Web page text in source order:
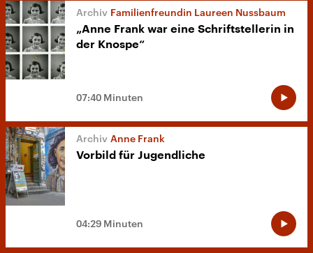
Familienfreundin Laureen Nussbaum
„Anne Frank war eine Schriftstellerin in
der Knospe“
07:40 Minuten
Anne Frank
Vorbild für Jugendliche
04:29 Minuten